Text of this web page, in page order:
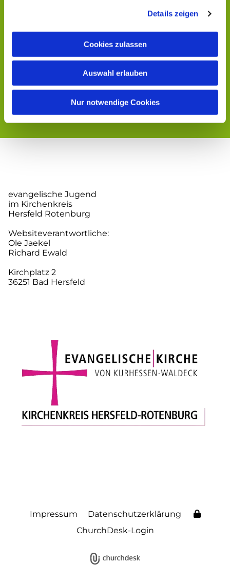
Details zeigen
Cookies zulassen
Auswahl erlauben
Nur notwendige Cookies
evangelische Jugend
im Kirchenkreis
Hersfeld Rotenburg
Websiteverantwortliche:
Ole Jaekel
Richard Ewald
Kirchplatz 2
36251 Bad Hersfeld
Impressum
Datenschutzerklärung
ChurchDesk-Login